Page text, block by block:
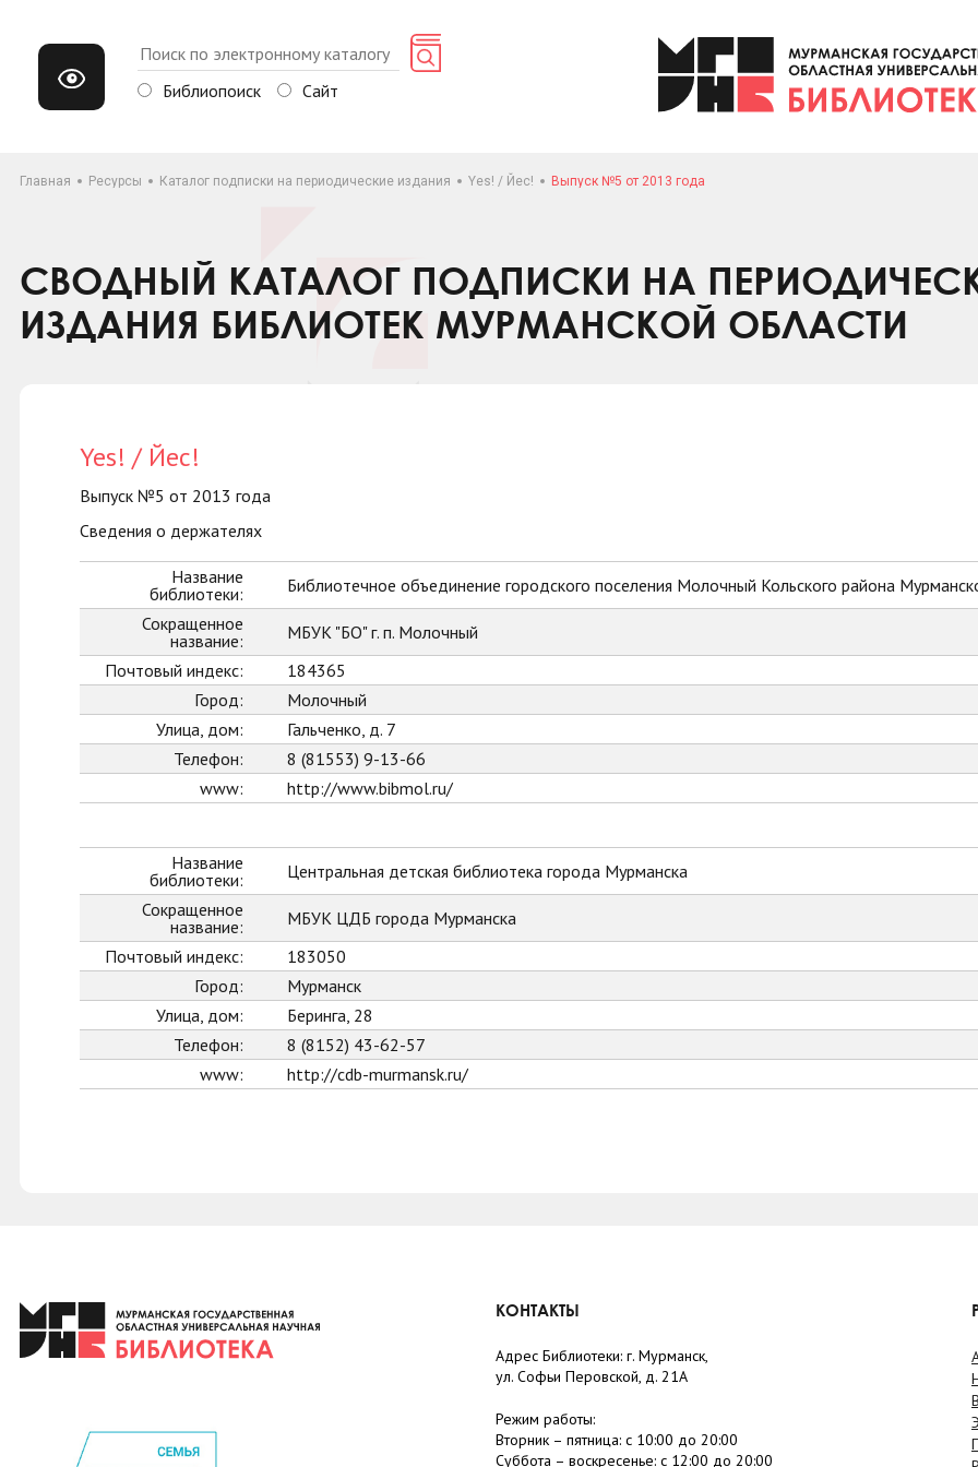
Библиопоиск Сайт
Главная Ресурсы Каталог подписки на периодические издания Yes! / Йес! Выпуск №5 от 2013 года
СВОДНЫЙ КАТАЛОГ ПОДПИСКИ НА
ИЗДАНИЯ БИБЛИОТЕК МУРМАНСКОЙ ОБЛАСТИ
Yes! / Йес!
Выпуск №5 от 2013 года
Сведения о держателях
Название
библиотеки:
Библиотечное объединение городского поселения Молочный Кольского района
Сокращенное
название:
МБУК "БО" г. п. Молочный
Почтовый индекс:
184365
Город:
Молочный
Улица, дом:
Гальченко, д. 7
Телефон:
8 (81553) 9-13-66
www:
http://www.bibmol.ru/
Название
библиотеки:
Центральная детская библиотека города Мурманска
Сокращенное
название:
МБУК ЦДБ города Мурманска
Почтовый индекс:
183050
Город:
Мурманск
Улица, дом:
Беринга, 28
Телефон:
8 (8152) 43-62-57
www:
http://cdb-murmansk.ru/
КОНТАКТЫ
Адрес Библиотеки: г. Мурманск,
ул. Софьи Перовской, д. 21А
Режим работы:
Вторник – пятница: с 10:00 до 20:00
Суббота – воскресенье: c 12:00 до 20:00